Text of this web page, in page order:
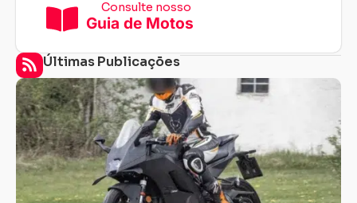
Consulte nosso
Guia de Motos
Últimas Publicações